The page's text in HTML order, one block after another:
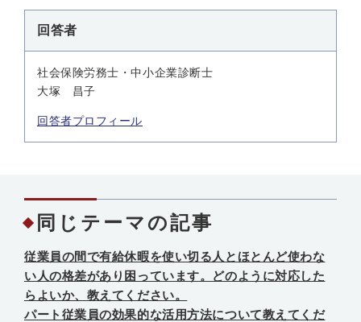
回答者
社会保険労務士・中小企業診断士
大塚 昌子
回答者プロフィール
同じテーマの記事
従業員の間で有給休暇を使い切る人とほとんど使わな
い人の格差があり困っています。どのように対応した
らよいか、教えてください。
パート従業員の効果的な活用方法について教えてくだ